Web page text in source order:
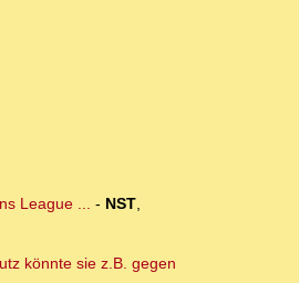
League ... - NST,
könnte sie z.B. gegen